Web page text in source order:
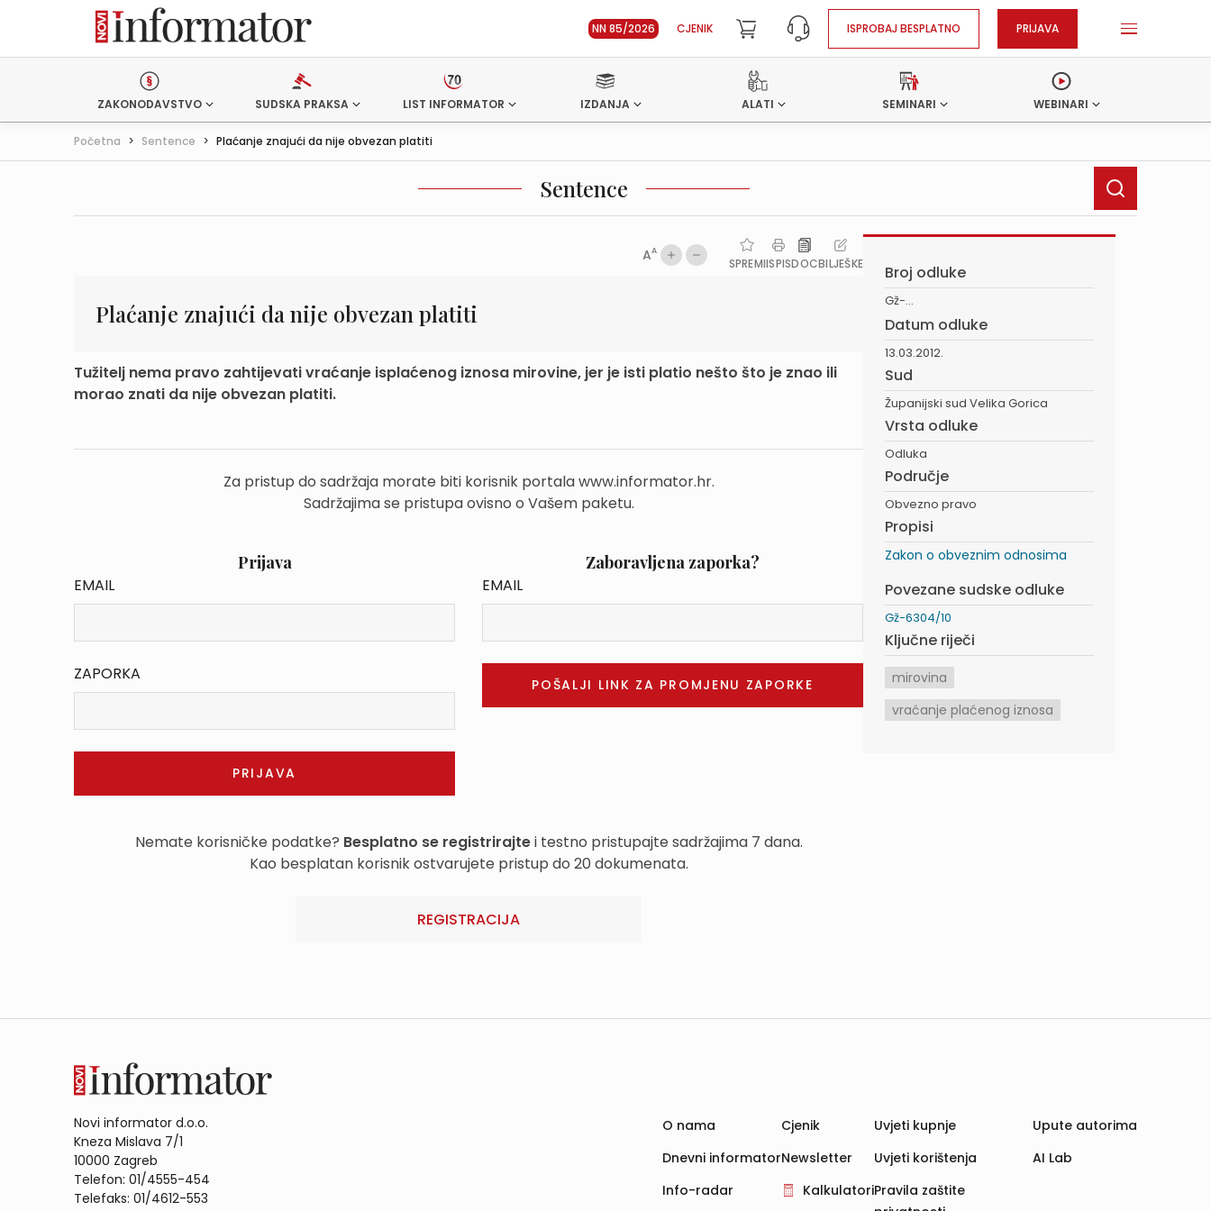
NN 85/2026 CJENIK ISPROBAJ BESPLATNO PRIJAVA
ZAKONODAVSTVO SUDSKA PRAKSA LIST INFORMATOR IZDANJA ALATI SEMINARI WEBINARI
Početna > Sentence > Plaćanje znajući da nije obvezan platiti
Sentence
AA
SPREMIISPISDOCBILJEŠKE
Plaćanje znajući da nije obvezan platiti
Tužitelj nema pravo zahtijevati vraćanje isplaćenog iznosa mirovine, jer je isti platio nešto što je znao ili
morao znati da nije obvezan platiti.
Za pristup do sadržaja morate biti korisnik portala www.informator.hr.
Sadržajima se pristupa ovisno o Vašem paketu.
Prijava
EMAIL
ZAPORKA
Zaboravljena zaporka?
EMAIL
Nemate korisničke podatke? Besplatno se registrirajtei testno pristupajte sadržajima 7 dana.
Kao besplatan korisnik ostvarujete pristup do 20 dokumenata.
REGISTRACIJA
Broj odluke
Gž-...
Datum odluke
13.03.2012.
Sud
Županijski sud Velika Gorica
Vrsta odluke
Odluka
Područje
Obvezno pravo
Propisi
Zakon o obveznim odnosima
Povezane sudske odluke
Gž-6304/10
Ključne riječi
mirovina
vraćanje plaćenog iznosa
Novi informator d.o.o.
Kneza Mislava 7/1
10000 Zagreb
Telefon: 01/4555-454
Telefaks: 01/4612-553
O nama
Dnevni informator
Info-radar
Cjenik
Newsletter
Kalkulatori
Uvjeti kupnje
Uvjeti korištenja
Pravila zaštite
Upute autorima
AI Lab